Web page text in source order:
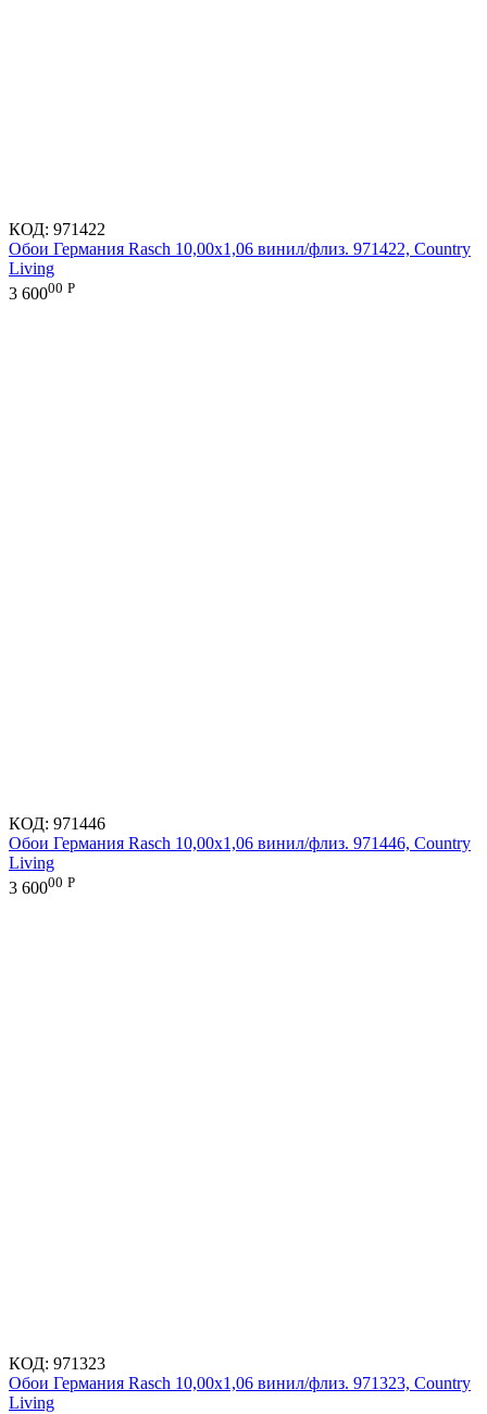
КОД: 971422
Обои Германия Rasch 10,00x1,06 винил/флиз. 971422, Country
Living
3 60000 Р
КОД: 971446
Обои Германия Rasch 10,00x1,06 винил/флиз. 971446, Country
Living
3 60000 Р
КОД: 971323
Обои Германия Rasch 10,00x1,06 винил/флиз. 971323, Country
Living